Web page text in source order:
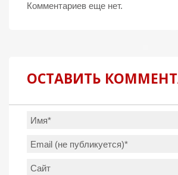
Комментариев еще нет.
ОСТАВИТЬ